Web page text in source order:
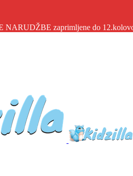
NARUDŽBE zaprimljene do